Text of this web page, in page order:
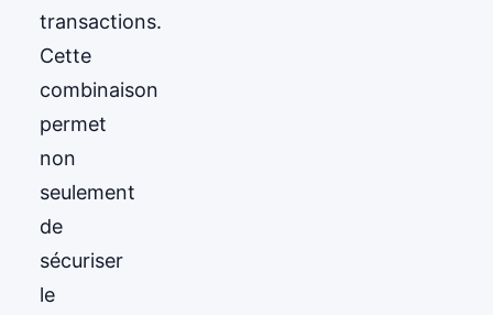
transactions.
Cette
combinaison
permet
non
seulement
de
sécuriser
le